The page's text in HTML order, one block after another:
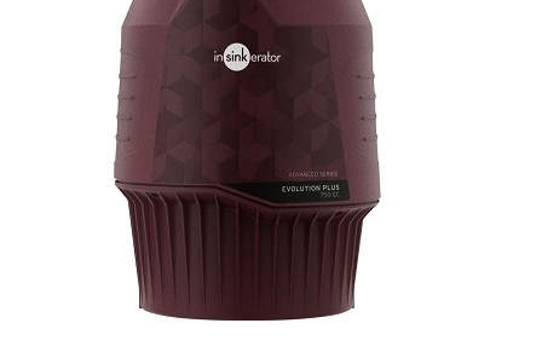
Onderdelen
Badkamer
Badkamerkranen
$$$ ACTIES $$$